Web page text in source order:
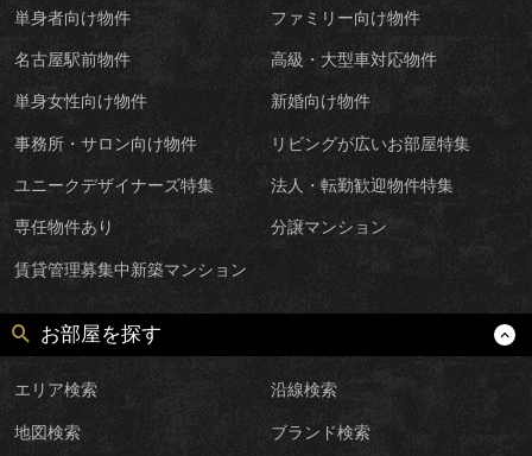
単身者向け物件 ファミリー向け物件
名古屋駅前物件 高級・大型車対応物件
単身女性向け物件 新婚向け物件
事務所・サロン向け物件 リビングが広いお部屋特集
ユニークデザイナーズ特集 法人・転勤歓迎物件特集
専任物件あり 分譲マンション
賃貸管理募集中新築マンション
お部屋を探す
エリア検索 沿線検索
地図検索 ブランド検索